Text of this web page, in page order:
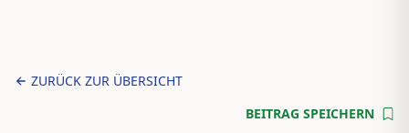
ZURÜCK ZUR ÜBERSICHT
BEITRAG SPEICHERN